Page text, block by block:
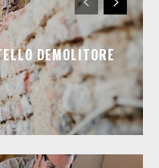
DEMOLITORE